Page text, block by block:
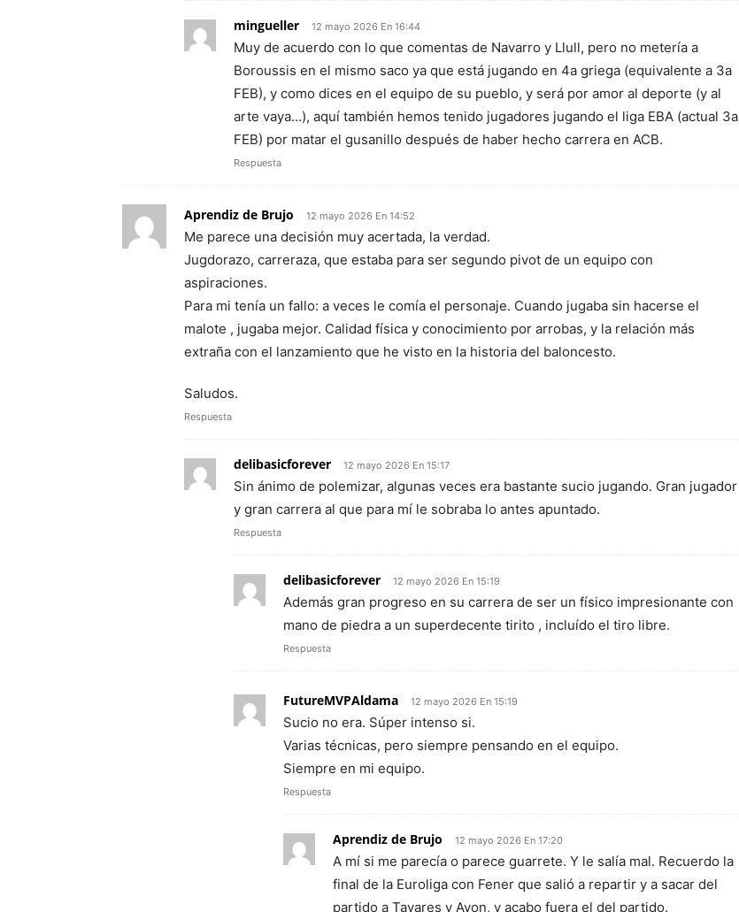
mingueller 12 mayo 2026 En 16:44
Muy de acuerdo con lo que comentas de Navarro y Llull, pero no metería a
Boroussis en el mismo saco ya que está jugando en 4a griega (equivalente a 3a
FEB), y como dices en el equipo de su pueblo, y será por amor al deporte (y al
arte vaya…), aquí también hemos tenido jugadores jugando el liga EBA (actual 3a
FEB) por matar el gusanillo después de haber hecho carrera en ACB.
Respuesta
Aprendiz de Brujo 12 mayo 2026 En 14:52
Me parece una decisión muy acertada, la verdad.
Jugdorazo, carreraza, que estaba para ser segundo pivot de un equipo con
aspiraciones.
Para mi tenía un fallo: a veces le comía el personaje. Cuando jugaba sin hacerse el
malote , jugaba mejor. Calidad física y conocimiento por arrobas, y la relación más
extraña con el lanzamiento que he visto en la historia del baloncesto.
Saludos.
Respuesta
delibasicforever 12 mayo 2026 En 15:17
Sin ánimo de polemizar, algunas veces era bastante sucio jugando. Gran jugador
y gran carrera al que para mí le sobraba lo antes apuntado.
Respuesta
delibasicforever 12 mayo 2026 En 15:19
Además gran progreso en su carrera de ser un físico impresionante con
mano de piedra a un superdecente tirito , incluído el tiro libre.
Respuesta
FutureMVPAldama 12 mayo 2026 En 15:19
Sucio no era. Súper intenso si.
Varias técnicas, pero siempre pensando en el equipo.
Siempre en mi equipo.
Respuesta
Aprendiz de Brujo 12 mayo 2026 En 17:20
A mí si me parecía o parece guarrete. Y le salía mal. Recuerdo la
final de la Euroliga con Fener que salió a repartir y a sacar del
partido a Tavares y Ayon, y acabo fuera el del partido.